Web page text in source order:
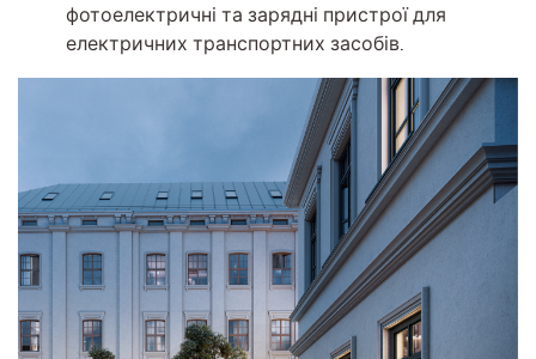
фотоелектричні та зарядні пристрої для
електричних транспортних засобів.